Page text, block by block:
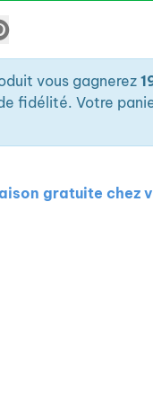
vous gagnerez
fidélité. Votre
gratuite chez